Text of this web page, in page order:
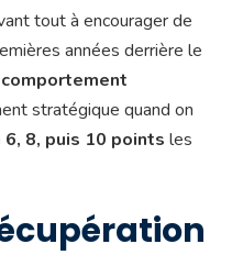
tout à encourager de
années derrière le
comportement
stratégique quand on
8, puis 10 points les